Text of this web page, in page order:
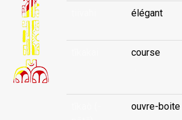
élégant
course
ouvre-boite